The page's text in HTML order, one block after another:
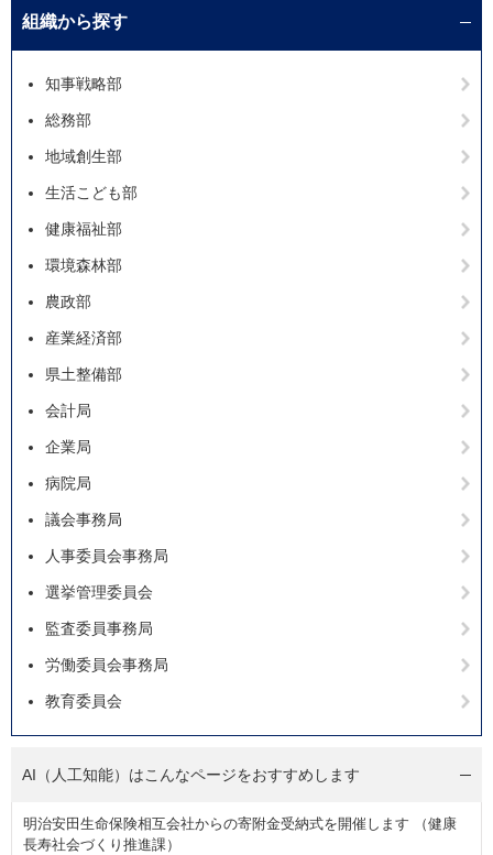
組織から探す
知事戦略部
総務部
地域創生部
生活こども部
健康福祉部
環境森林部
農政部
産業経済部
県土整備部
会計局
企業局
病院局
議会事務局
人事委員会事務局
選挙管理委員会
監査委員事務局
労働委員会事務局
教育委員会
AI（人工知能）はこんなページをおすすめします
明治安田生命保険相互会社からの寄附金受納式を開催します （健康
長寿社会づくり推進課）